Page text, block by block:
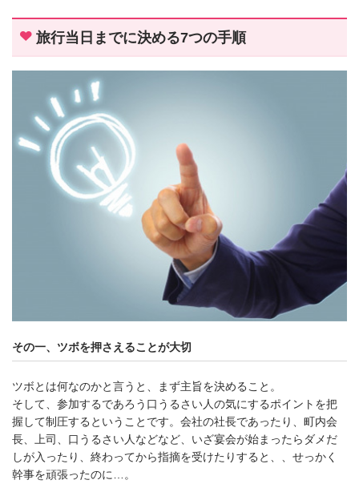
旅行当日までに決める7つの手順
その一、ツボを押さえることが大切
ツボとは何なのかと言うと、まず主旨を決めること。
そして、参加するであろう口うるさい人の気にするポイントを把
握して制圧するということです。会社の社長であったり、町内会
長、上司、口うるさい人などなど、いざ宴会が始まったらダメだ
しが入ったり、終わってから指摘を受けたりすると、、せっかく
幹事を頑張ったのに…。